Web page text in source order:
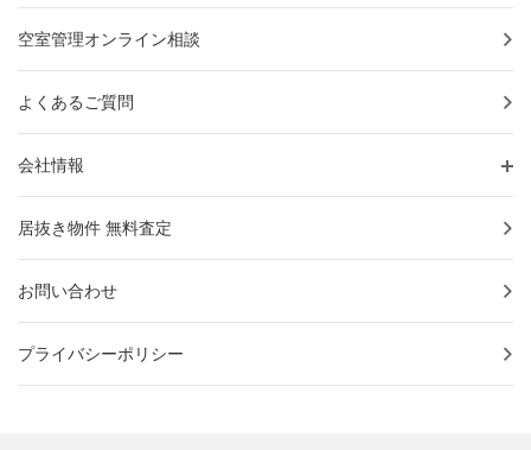
空室管理オンライン相談
よくあるご質問
会社情報
居抜き物件 無料査定
お問い合わせ
プライバシーポリシー